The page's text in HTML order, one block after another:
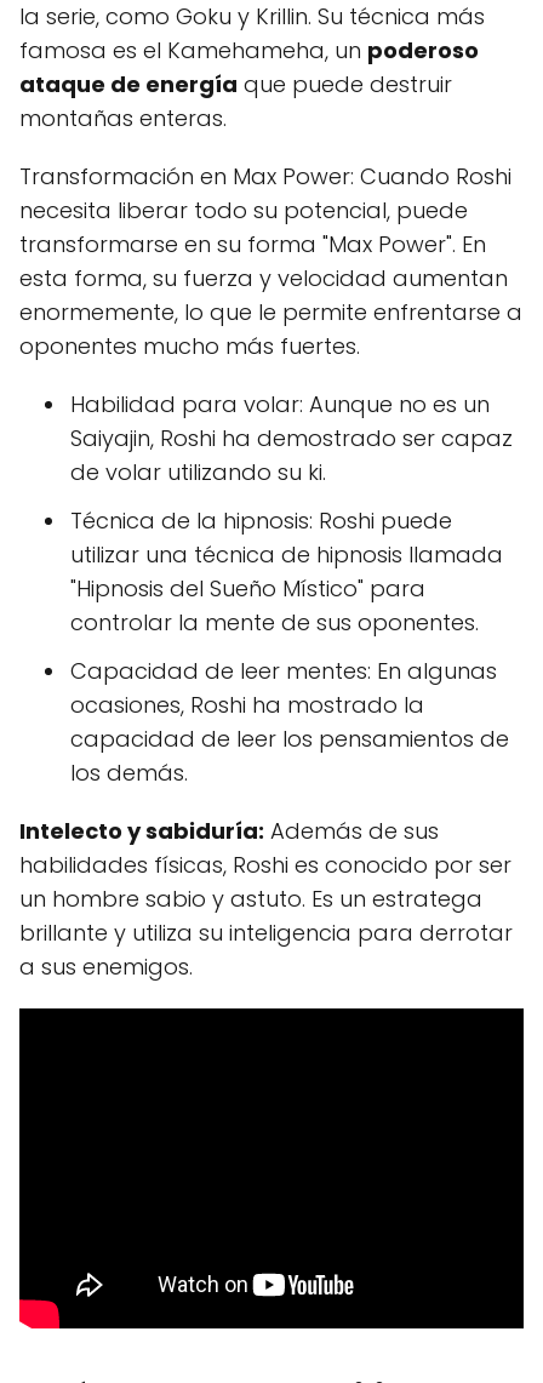
la serie, como Goku y Krillin. Su técnica más
famosa es el Kamehameha, un poderoso
ataque de energía que puede destruir
montañas enteras.
Transformación en Max Power: Cuando Roshi
necesita liberar todo su potencial, puede
transformarse en su forma "Max Power". En
esta forma, su fuerza y velocidad aumentan
enormemente, lo que le permite enfrentarse a
oponentes mucho más fuertes.
Habilidad para volar: Aunque no es un
Saiyajin, Roshi ha demostrado ser capaz
de volar utilizando su ki.
Técnica de la hipnosis: Roshi puede
utilizar una técnica de hipnosis llamada
"Hipnosis del Sueño Místico" para
controlar la mente de sus oponentes.
Capacidad de leer mentes: En algunas
ocasiones, Roshi ha mostrado la
capacidad de leer los pensamientos de
los demás.
Intelecto y sabiduría: Además de sus
habilidades físicas, Roshi es conocido por ser
un hombre sabio y astuto. Es un estratega
brillante y utiliza su inteligencia para derrotar
a sus enemigos.